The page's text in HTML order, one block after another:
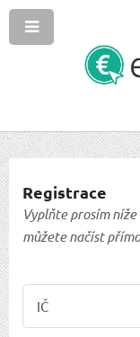
Registrace
Vyplňte prosím
můžete načíst